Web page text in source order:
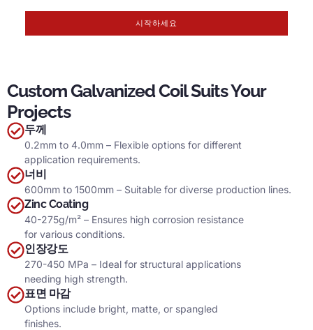
시작하세요
Custom Galvanized Coil Suits Your
Projects
두께
0.2mm to 4.0mm – Flexible options for different
application requirements.
너비
600mm to 1500mm – Suitable for diverse production lines.
Zinc Coating
40-275g/m² – Ensures high corrosion resistance
for various conditions.
인장강도
270-450 MPa – Ideal for structural applications
needing high strength.
표면 마감
Options include bright, matte, or spangled
finishes.